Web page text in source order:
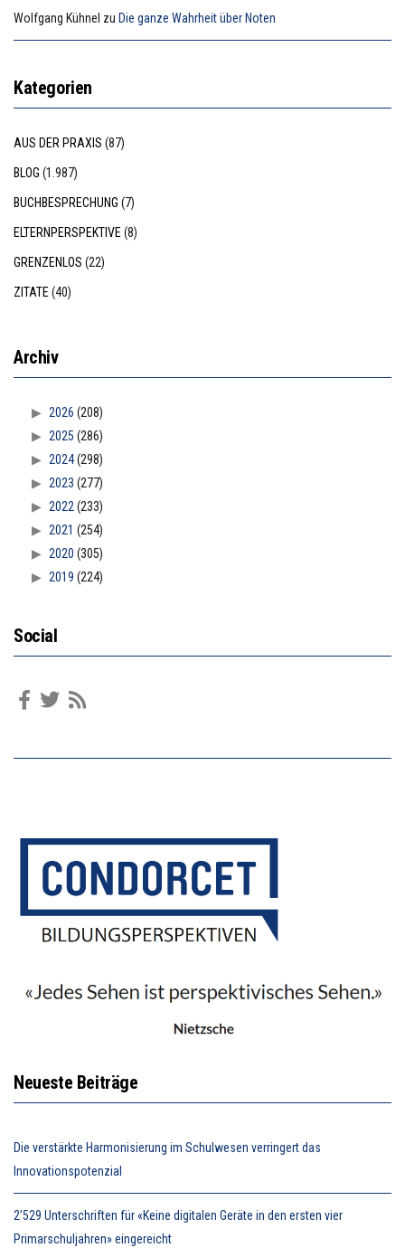
Wolfgang Kühnel zu Die ganze Wahrheit über Noten
Kategorien
AUS DER PRAXIS (87)
BLOG (1.987)
BUCHBESPRECHUNG (7)
ELTERNPERSPEKTIVE (8)
GRENZENLOS (22)
ZITATE (40)
Archiv
2026 (208)
2025 (286)
2024(298)
2023 (277)
2022 (233)
2021 (254)
2020 (305)
2019 (224)
Social
Neueste Beiträge
Die verstärkte Harmonisierung im Schulwesen verringert das
Innovationspotenzial
2’529 Unterschriften für «Keine digitalen Geräte in den ersten vier
Primarschuljahren» eingereicht